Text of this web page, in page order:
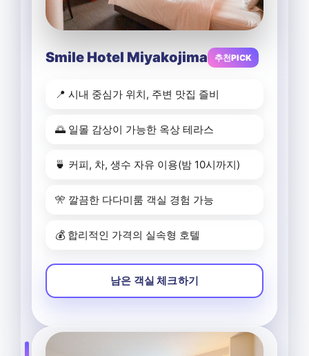
Smile Hotel Miyakojima 추천PICK
📍 시내 중심가 위치, 주변 맛집 즐비
🌅 일몰 감상이 가능한 옥상 테라스
🍵 커피, 차, 생수 자유 이용(밤 10시까지)
🎌 깔끔한 다다미룸 객실 경험 가능
💰 합리적인 가격의 실속형 호텔
남은 객실 체크하기